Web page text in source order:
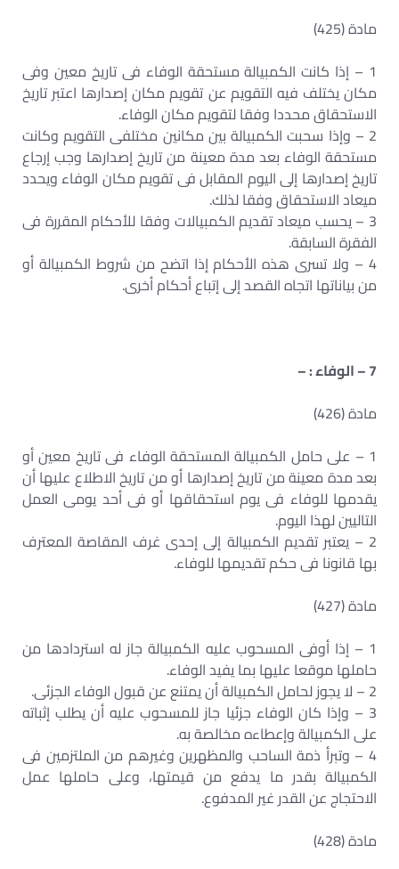
مادة (425)
1 – إذا كانت الكمبيالة مستحقة الوفاء فى تاريخ معين وفى
مكان يختلف فيه التقويم عن تقويم مكان إصدارها اعتبر تاريخ
الاستحقاق محددا وفقا لتقويم مكان الوفاء.
2 – وإذا سحبت الكمبيالة بين مكانين مختلفى التقويم وكانت
مستحقة الوفاء بعد مدة معينة من تاريخ إصدارها وجب إرجاع
تاريخ إصدارها إلى اليوم المقابل فى تقويم مكان الوفاء ويحدد
ميعاد الاستحقاق وفقا لذلك.
3 – يحسب ميعاد تقديم الكمبيالات وفقا للأحكام المقررة فى
الفقرة السابقة.
4 – ولا تسرى هذه الأحكام إذا اتضح من شروط الكمبيالة أو
من بياناتها اتجاه القصد إلى إتباع أحكام أخرى.
7 – الوفاء : –
مادة (426)
1 – على حامل الكمبيالة المستحقة الوفاء فى تاريخ معين أو
بعد مدة معينة من تاريخ إصدارها أو من تاريخ الاطلاع عليها أن
يقدمها للوفاء فى يوم استحقاقها أو فى أحد يومى العمل
التاليين لهذا اليوم.
2 – يعتبر تقديم الكمبيالة إلى إحدى غرف المقاصة المعترف
بها قانونا فى حكم تقديمها للوفاء.
مادة (427)
1 – إذا أوفى المسحوب عليه الكمبيالة جاز له استردادها من
حاملها موقعا عليها بما يفيد الوفاء.
2 – لا يجوز لحامل الكمبيالة أن يمتنع عن قبول الوفاء الجزئى.
3 – وإذا كان الوفاء جزئيا جاز للمسحوب عليه أن يطلب إثباته
على الكمبيالة وإعطاءه مخالصة به.
4 – وتبرأ ذمة الساحب والمظهرين وغيرهم من الملتزمين فى
الكمبيالة بقدر ما يدفع من قيمتها، وعلى حاملها عمل
الاحتجاج عن القدر غير المدفوع.
مادة (428)